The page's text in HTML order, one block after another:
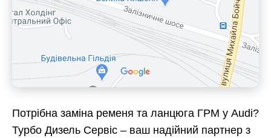
Потрібна заміна ременя та ланцюга ГРМ у Audi?
Турбо Дизель Сервіс – ваш надійний партнер з